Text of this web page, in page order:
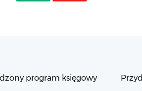
program księgowy